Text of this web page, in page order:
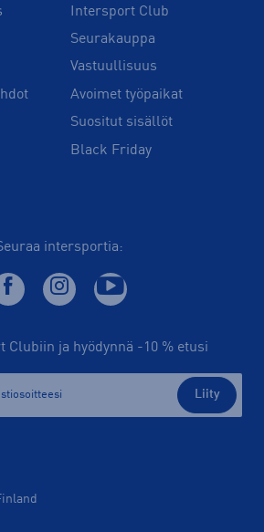
Intersport Club
Seurakauppa
Vastuullisuus
Avoimet työpaikat
Suositut sisällöt
Black Friday
intersportia:
Clubiin ja hyödynnä -10 % etusi
Liity